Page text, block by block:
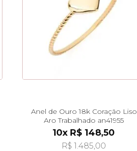
Anel de Ouro 18k Coração Liso
Aro Trabalhado an41955
10x R$ 148,50
R$ 1.485,00